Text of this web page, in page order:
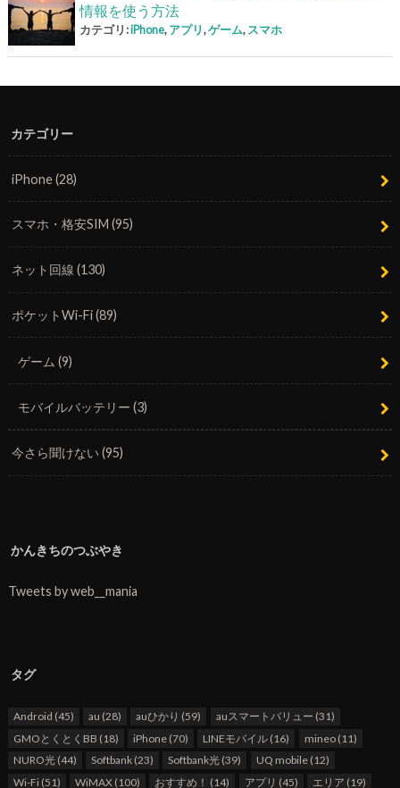
情報を使う方法
カテゴリ:iPhone,アプリ,ゲーム, スマホ
カテゴリー
iPhone(28)
スマホ・格安SIM(95)
ネット回線(130)
ポケットWi-Fi(89)
ゲーム(9)
モバイルバッテリー(3)
今さら聞けない(95)
かんきちのつぶやき
Tweets by web__mania
タグ
Android (45) au (28) auひかり (59) auスマートバリュー (31)
GMOとくとくBB (18) iPhone (70) LINEモバイル (16) mineo(11)
NURO光(44) Softbank (23) Softbank光 (39) UQ mobile(12)
Wi-Fi(51) WiMAX (100) おすすめ！ (14) アプリ (45) エリア (19)